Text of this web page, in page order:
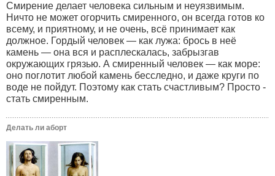
Смирение делает человека сильным и неуязвимым.
Ничто не может огорчить смиренного, он всегда готов ко
всему, и приятному, и не очень, всё принимает как
должное. Гордый человек — как лужа: брось в неё
камень — она вся и расплескалась, забрызгав
окружающих грязью. А смиренный человек — как море:
оно поглотит любой камень бесследно, и даже круги по
воде не пойдут. Поэтому как стать счастливым? Просто -
стать смиренным.
Делать ли аборт